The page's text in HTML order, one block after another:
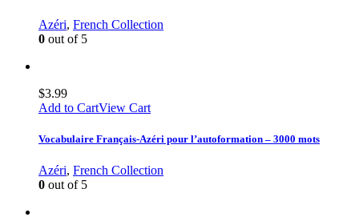
Azéri, French Collection
0 out of 5
$3.99
Add to CartView Cart
Vocabulaire Français-Azéri pour l’autoformation – 3000 mots
Azéri, French Collection
0 out of 5